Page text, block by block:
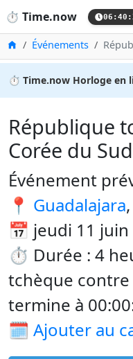
⏱️ Time.now
Accueil
Événements
⏱️ Time.now Horloge en
République
Corée du Sud
Événement
📍 Guadalajara,
📅 jeudi 11 juin
⏱️ Durée : 4
tchèque contre
termine à
🗓️ Ajouter au